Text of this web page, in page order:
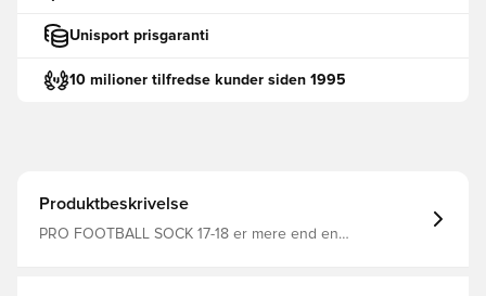
Unisport prisgaranti
10 milioner tilfredse kunder siden 1995
Produktbeskrivelse
PRO FOOTBALL SOCK 17-18 er mere end en